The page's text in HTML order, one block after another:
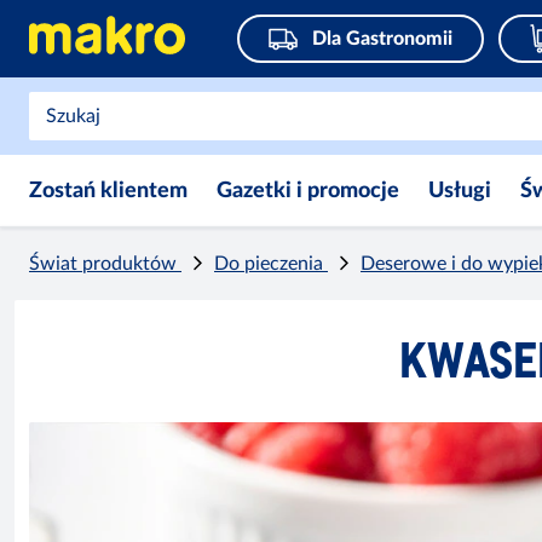
Dla Gastronomii
Zostań klientem Gazetki i promocje Usługi
Świat produktów Do pieczenia Deserowe i do